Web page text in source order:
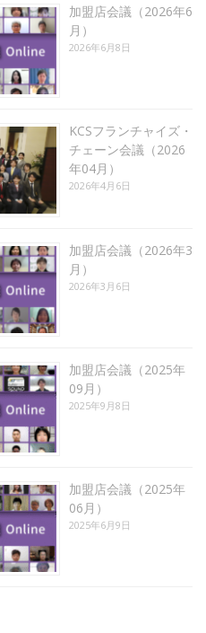
加盟店会議（2026年6
月）
2026年6月8日
KCSフランチャイズ・
チェーン会議（2026
年04月）
2026年4月6日
加盟店会議（2026年3
月）
2026年3月6日
加盟店会議（2025年
09月）
2025年9月8日
加盟店会議（2025年
06月）
2025年6月9日